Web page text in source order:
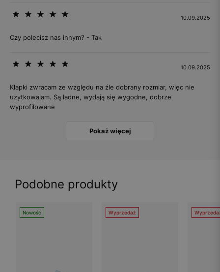
10.09.2025
Czy polecisz nas innym? - Tak
10.09.2025
Klapki zwracam ze względu na źle dobrany rozmiar, więc nie
uzytkowalam. Są ładne, wydają się wygodne, dobrze
wyprofilowane
Pokaż więcej
Podobne produkty
Nowość Wyprzedaż